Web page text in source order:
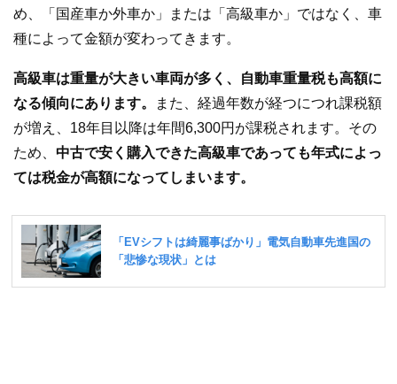
め、「国産車か外車か」または「高級車か」ではなく、車
種によって金額が変わってきます。
高級車は重量が大きい車両が多く、自動車重量税も高額に
なる傾向にあります。
また、経過年数が経つにつれ課税額
が増え、18年目以降は年間6,300円が課税されます。その
ため、 中古で安く購入できた高級車であっても年式によっ
ては税金が高額になってしまいます。